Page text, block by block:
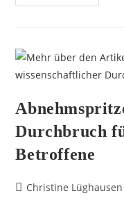
Durchbruch
Betroffene
Christine Lüghausen